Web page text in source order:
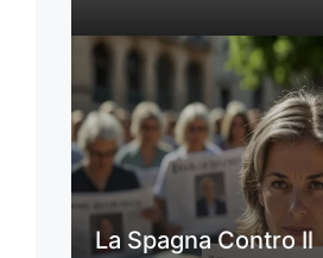
La Spagna Contro Il